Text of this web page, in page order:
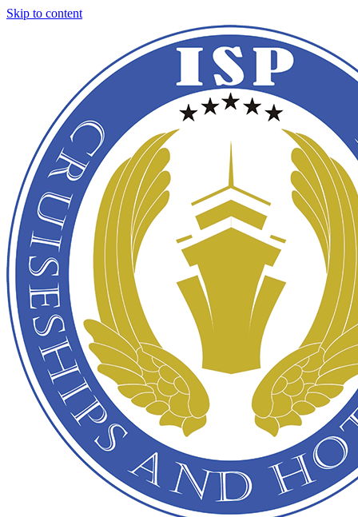
Skip to content